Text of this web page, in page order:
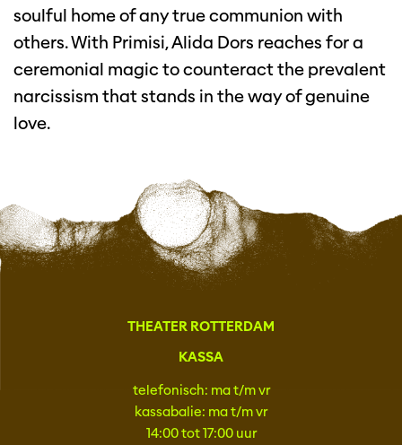
soulful home of any true communion with
others. With Primisi, Alida Dors reaches for a
ceremonial magic to counteract the prevalent
narcissism that stands in the way of genuine
love.
THEATER ROTTERDAM
KASSA
telefonisch: ma t/m vr
kassabalie: ma t/m vr
14:00 tot 17:00 uur